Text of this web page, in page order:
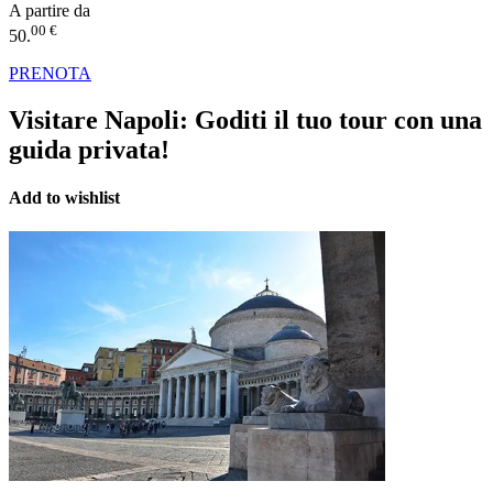
A partire da
50.00 €
PRENOTA
Visitare Napoli: Goditi il tuo tour con una
guida privata!
Add to wishlist